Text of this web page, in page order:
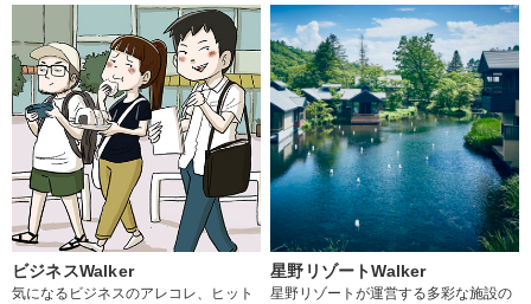
ビジネスWalker
気になるビジネスのアレコレ、ヒット
星野リゾートWalker
星野リゾートが運営する多彩な施設の